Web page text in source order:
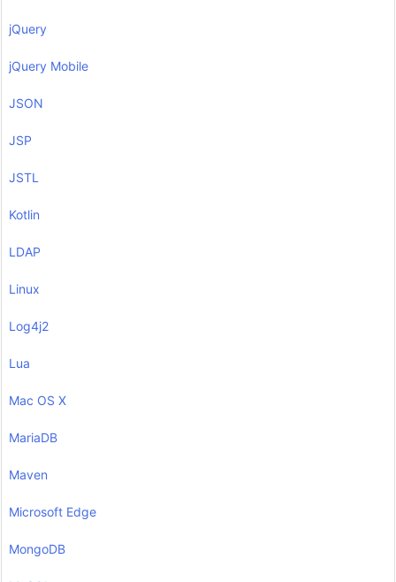
jQuery
jQuery Mobile
JSON
JSP
JSTL
Kotlin
LDAP
Linux
Log4j2
Lua
Mac OS X
MariaDB
Maven
Microsoft Edge
MongoDB